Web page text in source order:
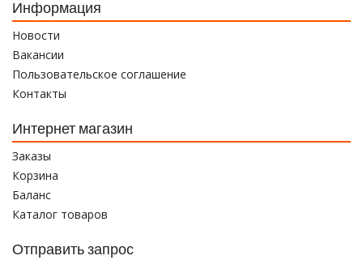
Информация
Новости
Вакансии
Пользовательское соглашение
Контакты
Интернет магазин
Заказы
Корзина
Баланс
Каталог товаров
Отправить запрос